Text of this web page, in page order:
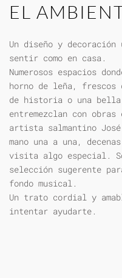
EL
Un diseño y
sentir como en casa.
Numerosos espacios
horno de leña,
de historia o una bella
entremezclan con
artista salmantino
mano una a una,
visita algo especial.
selección sugerente
fondo musical.
Un trato cordial y
intentar ayudarte.